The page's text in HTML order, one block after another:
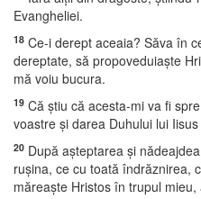
Evangheliei.
18 Ce-i derept aceaia? Săva în
dereptate, să propoveduiaşte
mă voiu bucura.
19 Că ştiu că acesta-mi va fi
voastre şi darea Duhului lui
20 După aşteptarea şi
ruşina, ce cu toată îndrăznirea,
măreaşte Hristos în trupul